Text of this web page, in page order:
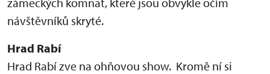
návštěvníků skryté.
Hrad Rabí
Hrad Rabí zve na ohňovou show. Kromě ní si